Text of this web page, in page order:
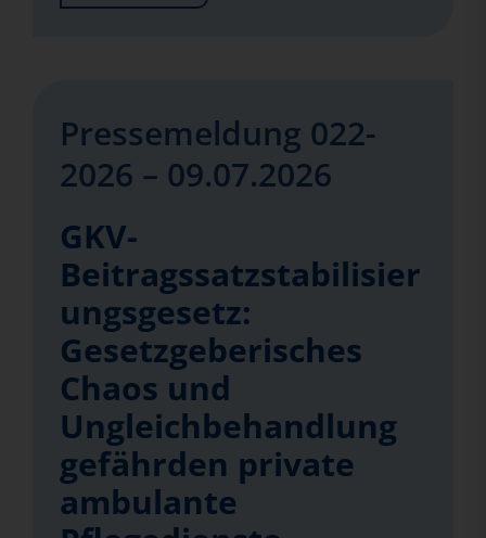
Pressemeldung 022-
2026 – 09.07.2026
GKV-
Beitragssatzstabilisier
ungsgesetz:
Gesetzgeberisches
Chaos und
Ungleichbehandlung
gefährden private
ambulante